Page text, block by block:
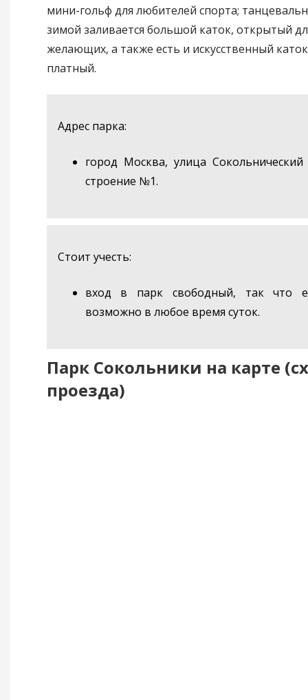
мини-гольф для любителей спорта;
зимой заливается большой каток, открытый
желающих, а также есть и искусственный
платный.
Адрес парка:
город Москва, улица
строение №1.
Стоит учесть:
вход в парк свободный, так что
возможно в любое время суток.
Парк Сокольники на карте
проезда)